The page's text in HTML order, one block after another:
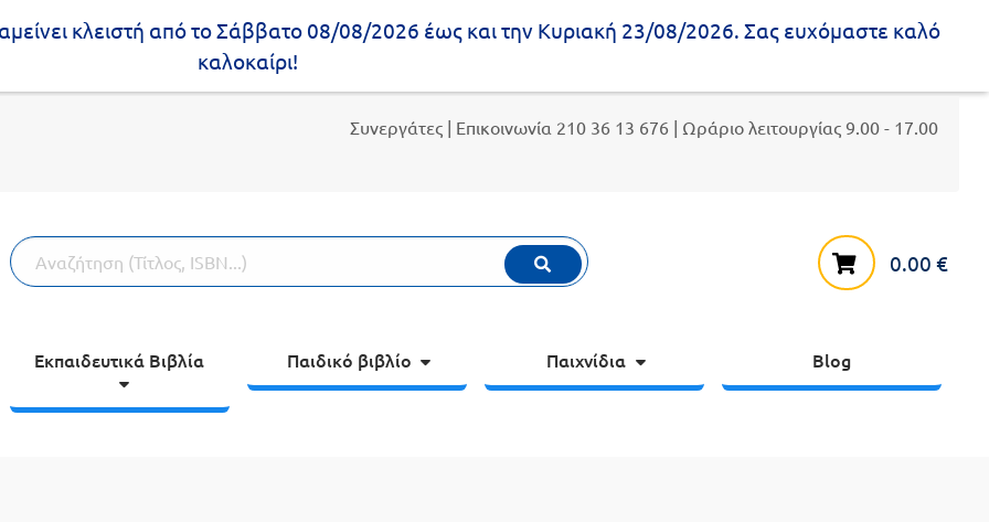
κλειστή από το Σάββατο 08/08/2026 έως και την Κυριακή 23/08/2026. Σας ευχόμαστε καλό
καλοκαίρι!
Συνεργάτες| Επικοινωνία 210 36 13 676| Ωράριο λειτουργίας 9.00 - 17.00
0.00 €
Εκπαιδευτικά Βιβλία Παιδικό βιβλίο Παιχνίδια Blog